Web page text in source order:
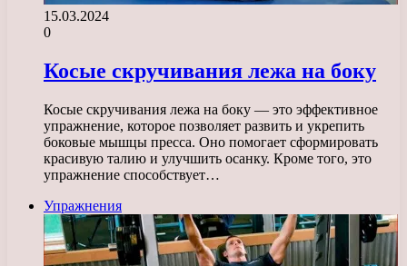
15.03.2024
0
Косые скручивания лежа на боку
Косые скручивания лежа на боку — это эффективное
упражнение, которое позволяет развить и укрепить
боковые мышцы пресса. Оно помогает сформировать
красивую талию и улучшить осанку. Кроме того, это
упражнение способствует…
Упражнения